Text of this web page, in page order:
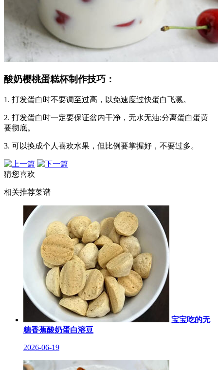
酸奶樱桃蛋糕杯制作技巧 ：
1. 打发蛋白时不要调至过高，以免速度过快蛋白飞溅。
2. 打发蛋白时一定要保证盆内干净，无水无油;分离蛋白蛋黄
要彻底。
3. 可以换成个人喜欢水果，但比例要掌握好，不要过多。
猜您喜欢
相关推荐菜谱
宝宝吃的无
糖香蕉酸奶蛋白溶豆
2026-06-19